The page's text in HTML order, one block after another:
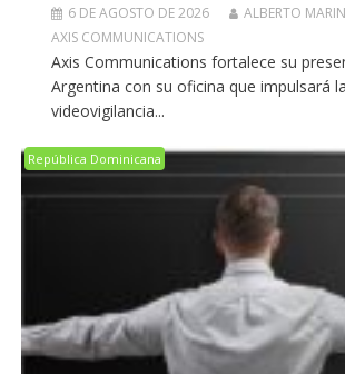
6 DE AGOSTO DE 2026
ALBERTO
AXIS COMMUNICATIONS
Axis Communications fortalece su
Argentina con su oficina que impulsará
videovigilancia...
República Dominicana